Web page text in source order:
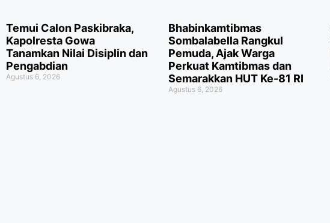
Temui Calon Paskibraka,
Kapolresta Gowa
Tanamkan Nilai Disiplin dan
Pengabdian
Agustus 6, 2026
Bhabinkamtibmas
Sombalabella Rangkul
Pemuda, Ajak Warga
Perkuat Kamtibmas dan
Semarakkan HUT Ke-81 RI
Agustus 6, 2026